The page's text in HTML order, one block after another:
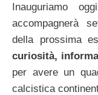
Inauguriamo oggi
accompagnerà
della prossima
curiosità,
per avere un
calcistica